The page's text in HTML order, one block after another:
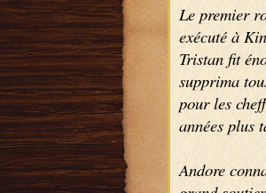
Le premier
exécuté à
Tristan fit
supprima
pour les
années plus
Andore